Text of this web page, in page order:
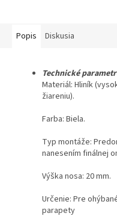
Popis Diskusia
Technické
Materiál: Hliník
žiareniu).
Farba: Biela.
Typ montáže:
nanesením finálnej
Výška nosa: 20 mm.
Určenie: Pre
parapety